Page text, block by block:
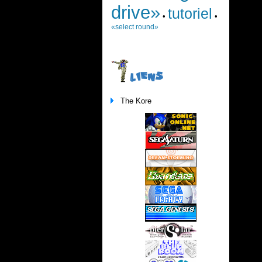
drive» • tutoriel •
«select round»
LIENS
The Kore